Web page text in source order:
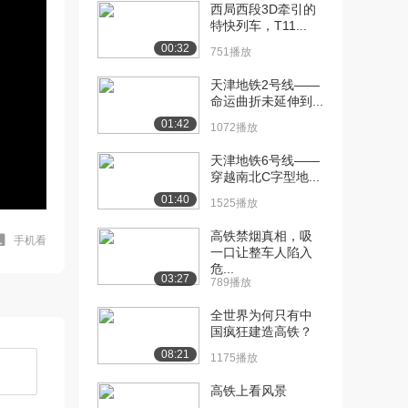
手机看
00:32
西局西段3D牵引的
特快列车，T11...
751播放
01:42
天津地铁2号线——
命运曲折未延伸到...
1072播放
01:40
天津地铁6号线——
穿越南北C字型地...
1525播放
03:27
高铁禁烟真相，吸
一口让整车人陷入
危...
789播放
08:21
全世界为何只有中
国疯狂建造高铁？
1175播放
高铁上看风景